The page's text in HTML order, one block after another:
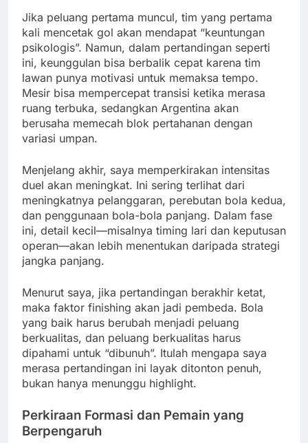
Jika peluang pertama muncul, tim yang pertama
kali mencetak gol akan mendapat “keuntungan
psikologis”. Namun, dalam pertandingan seperti
ini, keunggulan bisa berbalik cepat karena tim
lawan punya motivasi untuk memaksa tempo.
Mesir bisa mempercepat transisi ketika merasa
ruang terbuka, sedangkan Argentina akan
berusaha memecah blok pertahanan dengan
variasi umpan.
Menjelang akhir, saya memperkirakan intensitas
duel akan meningkat. Ini sering terlihat dari
meningkatnya pelanggaran, perebutan bola kedua,
dan penggunaan bola-bola panjang. Dalam fase
ini, detail kecil—misalnya timing lari dan keputusan
operan—akan lebih menentukan daripada strategi
jangka panjang.
Menurut saya, jika pertandingan berakhir ketat,
maka faktor finishing akan jadi pembeda. Bola
yang baik harus berubah menjadi peluang
berkualitas, dan peluang berkualitas harus
dipahami untuk “dibunuh”. Itulah mengapa saya
merasa pertandingan ini layak ditonton penuh,
bukan hanya menunggu highlight.
Perkiraan Formasi dan Pemain yang
Berpengaruh